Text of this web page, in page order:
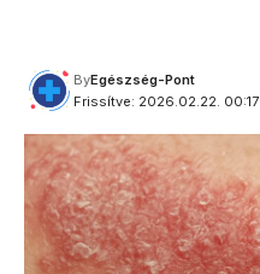
Frissítve: 2026.02.22. 00:17
ByEgészség-Pont